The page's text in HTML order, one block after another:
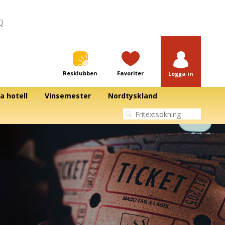
Resklubben Favoriter Logga in
hotell Vinsemester Nordtyskland